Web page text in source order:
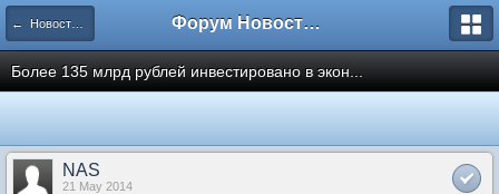
← Новости рынка недвижимости Форум Новостройки
Более 135 млрд рублей инвестировано в экон...
NAS
21 May 2014